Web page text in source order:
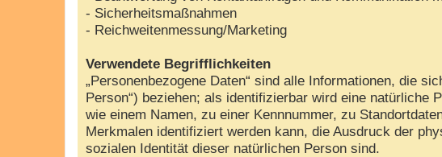
- Sicherheitsmaßnahmen
- Reichweitenmessung/Marketing
Verwendete Begrifflichkeiten
„Personenbezogene Daten“ sind alle Informationen, die
Person“) beziehen; als identifizierbar wird eine natürliche
wie einem Namen, zu einer Kennnummer, zu
Merkmalen identifiziert werden kann, die Ausdruck der
sozialen Identität dieser natürlichen Person sind.